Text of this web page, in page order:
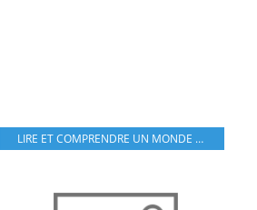
LIRE ET COMPRENDRE UN MONDE EN MOUVEMENT